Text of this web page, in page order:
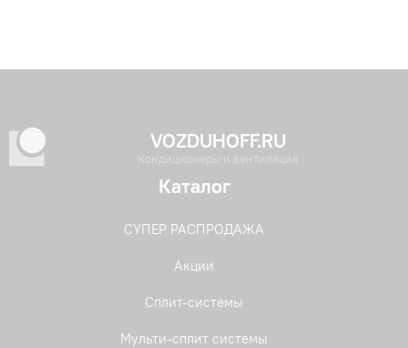
VOZDUHOFF.RU
Кондиционеры и вентиляция
Каталог
СУПЕР РАСПРОДАЖА
Акции
Сплит-системы
Мульти-сплит системы